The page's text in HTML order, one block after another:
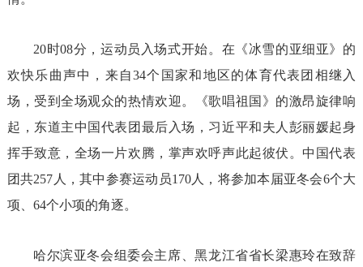
20时08分，运动员入场式开始。在《冰雪的亚细亚》的
欢快乐曲声中，来自34个国家和地区的体育代表团相继入
场，受到全场观众的热情欢迎。《歌唱祖国》的激昂旋律响
起，东道主中国代表团最后入场，习近平和夫人彭丽媛起身
挥手致意，全场一片欢腾，掌声欢呼声此起彼伏。中国代表
团共257人，其中参赛运动员170人，将参加本届亚冬会6个大
项、64个小项的角逐。
哈尔滨亚冬会组委会主席、黑龙江省省长梁惠玲在致辞